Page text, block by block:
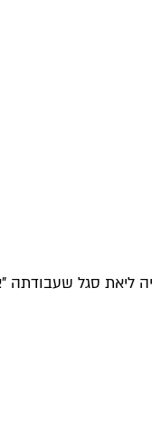
ליאת סגל שעבודתה